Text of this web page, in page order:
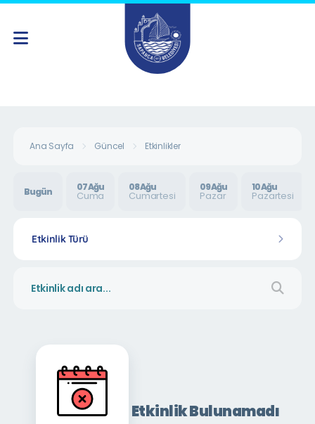
Ana Sayfa Güncel Etkinlikler
Bugün 07 Ağu
Cuma
08 Ağu
Cumartesi
09 Ağu
Pazar
10 Ağu
Pazartesi
Etkinlik Türü
Etkinlik Bulunamadı